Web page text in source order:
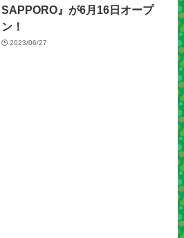
SAPPORO』が6月16日オープ
ン！
2023/06/27